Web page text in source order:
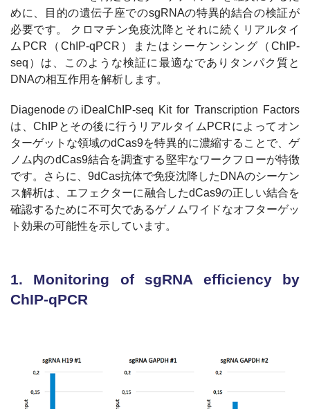
めに、目的の遺伝子座でのsgRNAの特異的結合の検証が
必要です。 クロマチン免疫沈降とそれに続くリアルタイ
ムPCR（ChIP-qPCR）またはシーケンシング（ChIP-
seq）は、このような検証に最適なでありタンパク質と
DNAの相互作用を解析します。
DiagenodeのiDealChIP-seq Kit for Transcription Factors
は、ChIPとその後に行うリアルタイムPCRによってオン
ターゲットな領域のdCas9を特異的に濃縮することで、ゲ
ノム内のdCas9結合を調査する堅牢なワークフローが特徴
です。さらに、9dCas抗体で免疫沈降したDNAのシーケン
ス解析は、エフェクターに融合したdCas9の正しい結合を
確認するために不可欠であるゲノムワイドなオフターゲッ
ト効果の可能性を示しています。
1. Monitoring of sgRNA efficiency by
ChIP-qPCR